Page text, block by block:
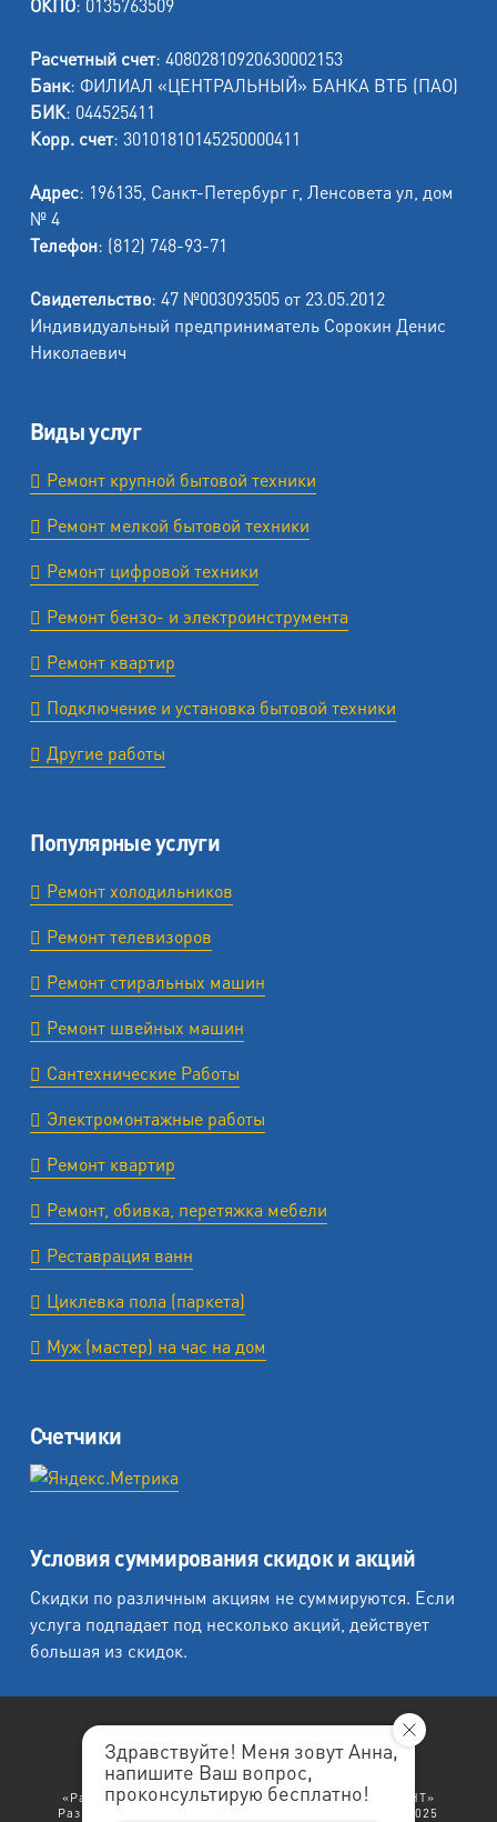
Здравствуйте! Меня зовут Анна,
напишите Ваш вопрос,
проконсультирую бесплатно!
Расчетный счет: 40802810920630002153
Банк: ФИЛИАЛ «ЦЕНТРАЛЬНЫЙ» БАНКА ВТБ (ПАО)
БИК: 044525411
Корр. счет: 30101810145250000411
Адрес: 196135, Санкт-Петербург г, Ленсовета ул, дом
№ 4
Телефон: (812) 748-93-71
Свидетельство: 47 №003093505 от 23.05.2012
Индивидуальный предприниматель Сорокин Денис
Николаевич
Виды услуг
Ремонт крупной бытовой техники
Ремонт мелкой бытовой техники
Ремонт цифровой техники
Ремонт бензо- и электроинструмента
Ремонт квартир
Подключение и установка бытовой техники
Другие работы
Популярные услуги
Ремонт холодильников
Ремонт телевизоров
Ремонт стиральных машин
Ремонт швейных машин
Сантехнические Работы
Электромонтажные работы
Ремонт квартир
Ремонт, обивка, перетяжка мебели
Реставрация ванн
Циклевка пола (паркета)
Муж (мастер) на час на дом
Счетчики
Условия суммирования скидок и акций
Скидки по различным акциям не суммируются. Если
услуга подпадает под несколько акций, действует
большая из скидок.
«Любеция - студия печати на холсте».
«Рафаэль студия печати», «Ленремонт», «ЛЕНРЕМОНТ»
Разработка сайта: "
". Copyright © 1998-2025